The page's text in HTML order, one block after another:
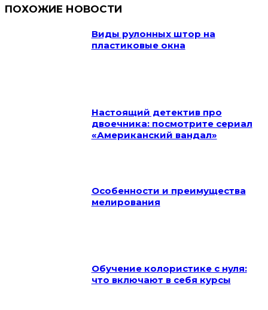
ПОХОЖИЕ НОВОСТИ
Виды рулонных штор на
пластиковые окна
Настоящий детектив про
двоечника: посмотрите сериал
«Американский вандал»
Особенности и преимущества
мелирования
Обучение колористике с нуля:
что включают в себя курсы